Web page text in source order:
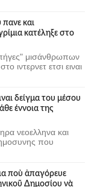
και
κατέληξε στο
μισάνθρωπων
ιντερνετ ετσι ειναι
δείγμα του μέσου
έννοια της
νεοελληνα και
που
ποὺ ἀπαγόρευε
Δημοσίου νὰ